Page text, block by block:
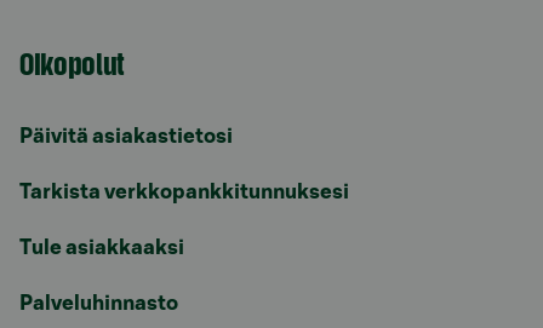
Oikopolut
Päivitä asiakastietosi
Tarkista verkkopankkitunnuksesi
Tule asiakkaaksi
Palveluhinnasto